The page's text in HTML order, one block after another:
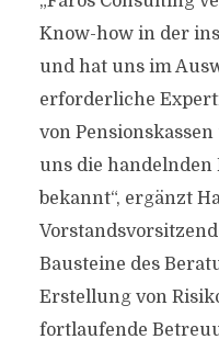
Know-how in der
und hat uns im
erforderliche
von
uns die handelnden
bekannt“, ergänzt
Bausteine des
Erstellung von
fortlaufende